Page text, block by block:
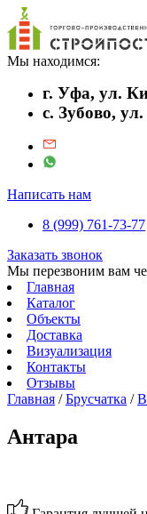
Мы находимся:
г. Уфа, ул.
с. Зубово,
Написать нам
8 (999) 761-73-77
Заказать звонок
Мы перезвоним вам
Главная
Каталог
Объекты
Доставка
Визуализация
Контакты
Отзывы
Главная /Брусчатка /
Антара